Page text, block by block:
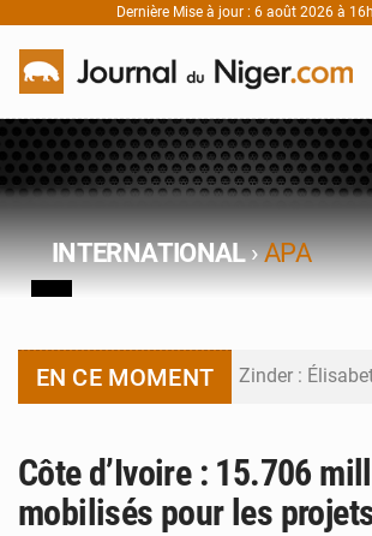
Dernière Mise à jour : 6 août 2026 à
INTERNATIONAL›APA
EN CE MOMENT
Côte d’Ivoire : 15.706
mobilisés pour les